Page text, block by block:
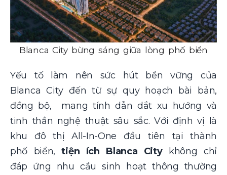
Blanca City bừng sáng giữa lòng phố biển
Yếu tố làm nên sức hút bền vững của
Blanca City đến từ sự quy hoạch bài bản,
đồng bộ, mang tính dẫn dắt xu hướng và
tinh thần nghệ thuật sâu sắc. Với định vị là
khu đô thị All-In-One đầu tiên tại thành
phố biển,tiện ích Blanca Citykhông chỉ
đáp ứng nhu cầu sinh hoạt thông thường